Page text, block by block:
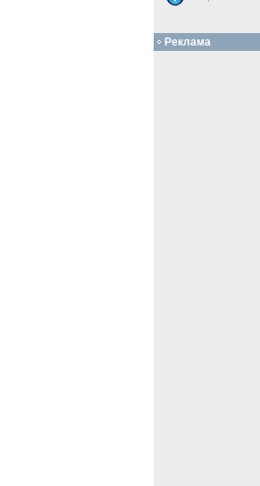
Реклама